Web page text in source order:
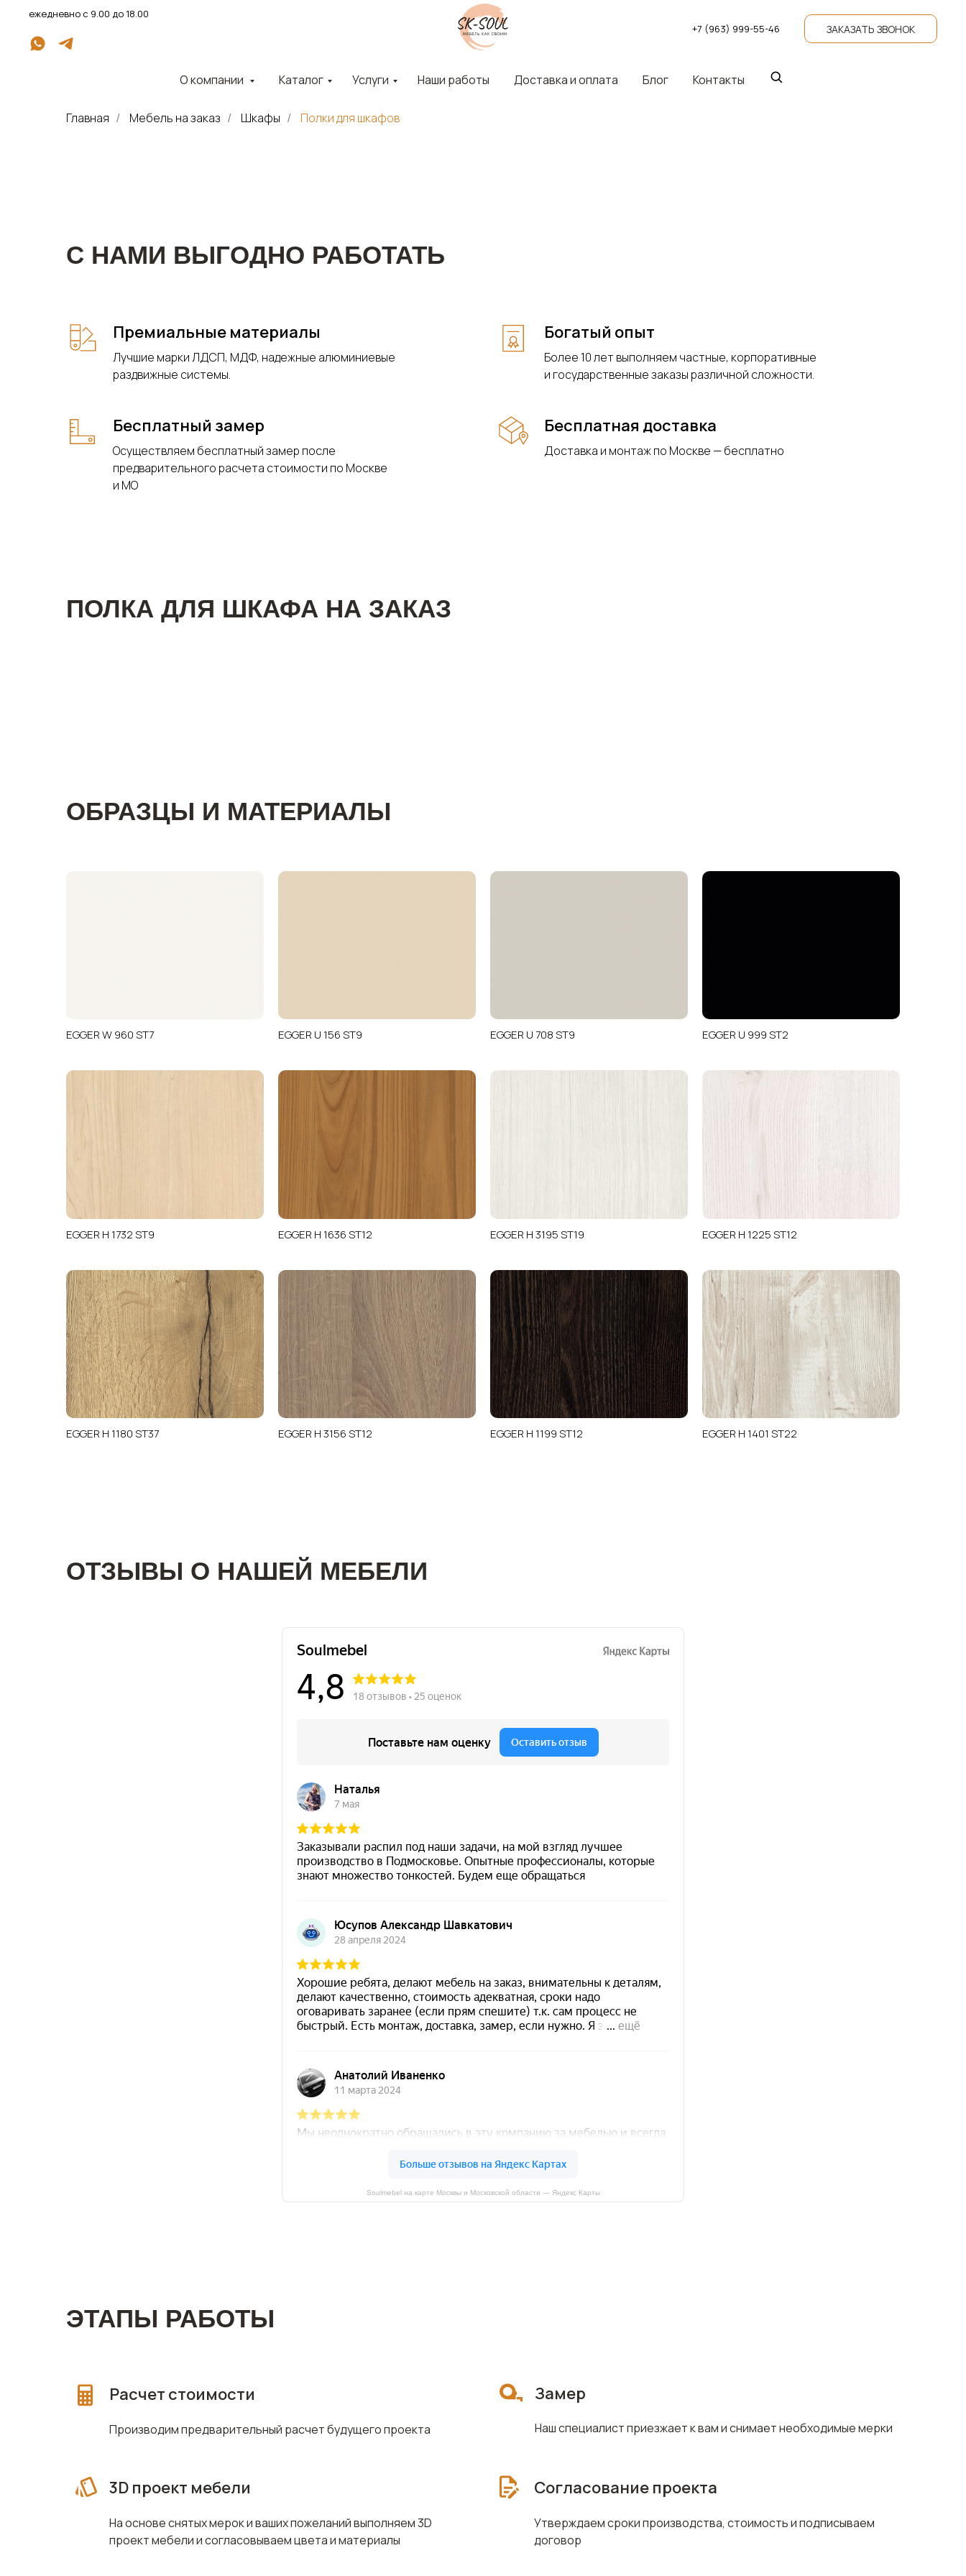
ежедневно с 9.00 до 18.00
+7 (963) 999-55-46
ЗАКАЗАТЬ ЗВОНОК
О компании Каталог Услуги Наши работы Доставка и оплата Блог Контакты
Главная / Мебель на заказ / Шкафы / Полки для шкафов
С НАМИ ВЫГОДНО РАБОТАТЬ
Премиальные материалы
Лучшие марки ЛДСП, МДФ, надежные алюминиевые
раздвижные системы.
Богатый опыт
Более 10 лет выполняем частные, корпоративные
и государственные заказы различной сложности.
Бесплатный замер
Осуществляем бесплатный замер после
предварительного расчета стоимости по Москве
и МО
Бесплатная доставка
Доставка и монтаж по Москве — бесплатно
ПОЛКА ДЛЯ ШКАФА НА ЗАКАЗ
ОБРАЗЦЫ И МАТЕРИАЛЫ
EGGER W 960 ST7 EGGER U 156 ST9 EGGER U 708 ST9 EGGER U 999 ST2
EGGER H 1732 ST9 EGGER H 1636 ST12 EGGER H 3195 ST19 EGGER H 1225 ST12
EGGER H 1180 ST37 EGGER H 3156 ST12 EGGER H 1199 ST12 EGGER H 1401 ST22
ОТЗЫВЫ О НАШЕЙ МЕБЕЛИ
Soulmebel на карте Москвы и Московской области — Яндекс Карты
Утверждаем сроки производства, стоимость и подписываем
договор
Согласование проекта
На основе снятых мерок и ваших пожеланий выполняем 3D
проект мебели и согласовываем цвета и материалы
3D проект мебели
Наш специалист приезжает к вам и снимает необходимые мерки
Замер
Производим предварительный расчет будущего проекта
Расчет стоимости
ЭТАПЫ РАБОТЫ